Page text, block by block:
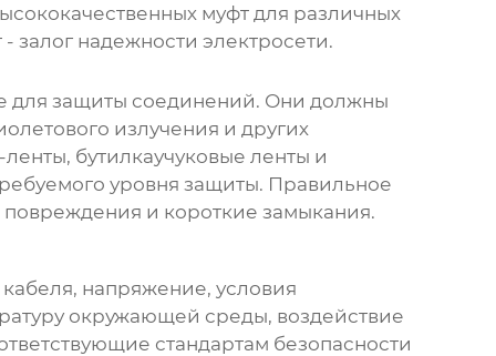
муфт для различных
залог надежности электросети.
для защиты соединений. Они должны
излучения и других
бутилкаучуковые ленты и
уровня защиты. Правильное
и короткие замыкания.
напряжение, условия
окружающей среды, воздействие
стандартам безопасности